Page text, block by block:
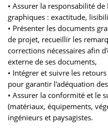
• Assurer la responsabilité
graphiques : exactitude,
• Présenter les documents
de projet, recueillir les
corrections nécessaires afin
externe de ses documents,
• Intégrer et suivre les
pour garantir l'adéquation
• Assurer la conformité et le
(matériaux, équipements,
ingénieurs et paysagistes.